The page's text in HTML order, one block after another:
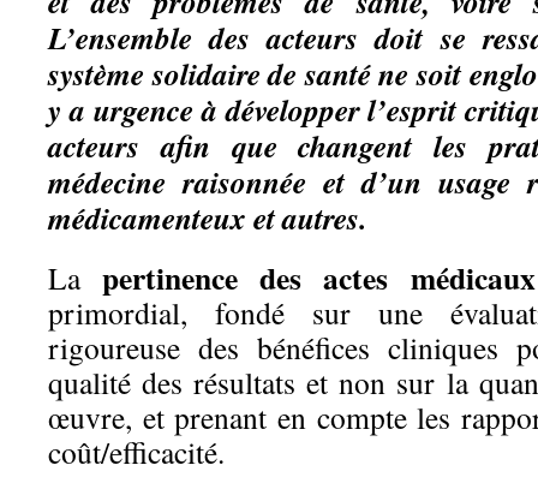
L’ensemble des acteurs doit se
système solidaire de santé ne soit
y a urgence à développer l’esprit
acteurs afin que changent les
médecine raisonnée et d’un usage
médicamenteux et autres.
Lapertinence des actes médicaux
primordial, fondé sur une
rigoureuse des bénéfices cliniques
qualité des résultats et non sur la
œuvre, et prenant en compte les
coût/efficacité.